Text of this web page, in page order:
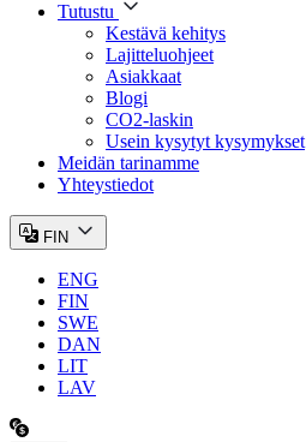
Tutustu
Kestävä kehitys
Lajitteluohjeet
Asiakkaat
Blogi
CO2-laskin
Usein kysytyt kysymykset
Meidän tarinamme
Yhteystiedot
FIN
ENG
FIN
SWE
DAN
LIT
LAV